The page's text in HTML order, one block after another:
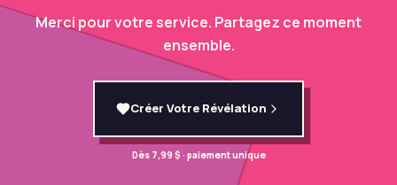
Merci pour votre service. Partagez ce moment
ensemble.
Créer Votre Révélation
Dès 7,99 $ · paiement unique